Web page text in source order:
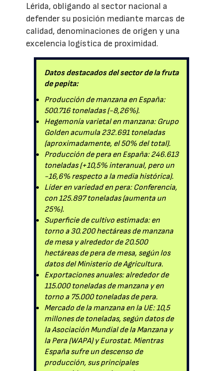
Lérida, obligando al sector nacional a
defender su posición mediante marcas de
calidad, denominaciones de origen y una
excelencia logística de proximidad.
Datos destacados del sector de la fruta
de pepita:
Producción de manzana en España:
500.716 toneladas (-8,26%).
Hegemonía varietal en manzana: Grupo
Golden acumula 232.691 toneladas
(aproximadamente, el 50% del total).
Producción de pera en España: 246.613
toneladas (+10,5% interanual, pero un
-16,6% respecto a la media histórica).
Líder en variedad en pera: Conferencia,
con 125.897 toneladas (aumenta un
25%).
Superficie de cultivo estimada: en
torno a 30.200 hectáreas de manzana
de mesa y alrededor de 20.500
hectáreas de pera de mesa, según los
datos del Ministerio de Agricultura.
Exportaciones anuales: alrededor de
115.000 toneladas de manzana y en
torno a 75.000 toneladas de pera.
Mercado de la manzana en la UE: 10,5
millones de toneladas, según datos de
la Asociación Mundial de la Manzana y
la Pera (WAPA) y Eurostat. Mientras
España sufre un descenso de
producción, sus principales